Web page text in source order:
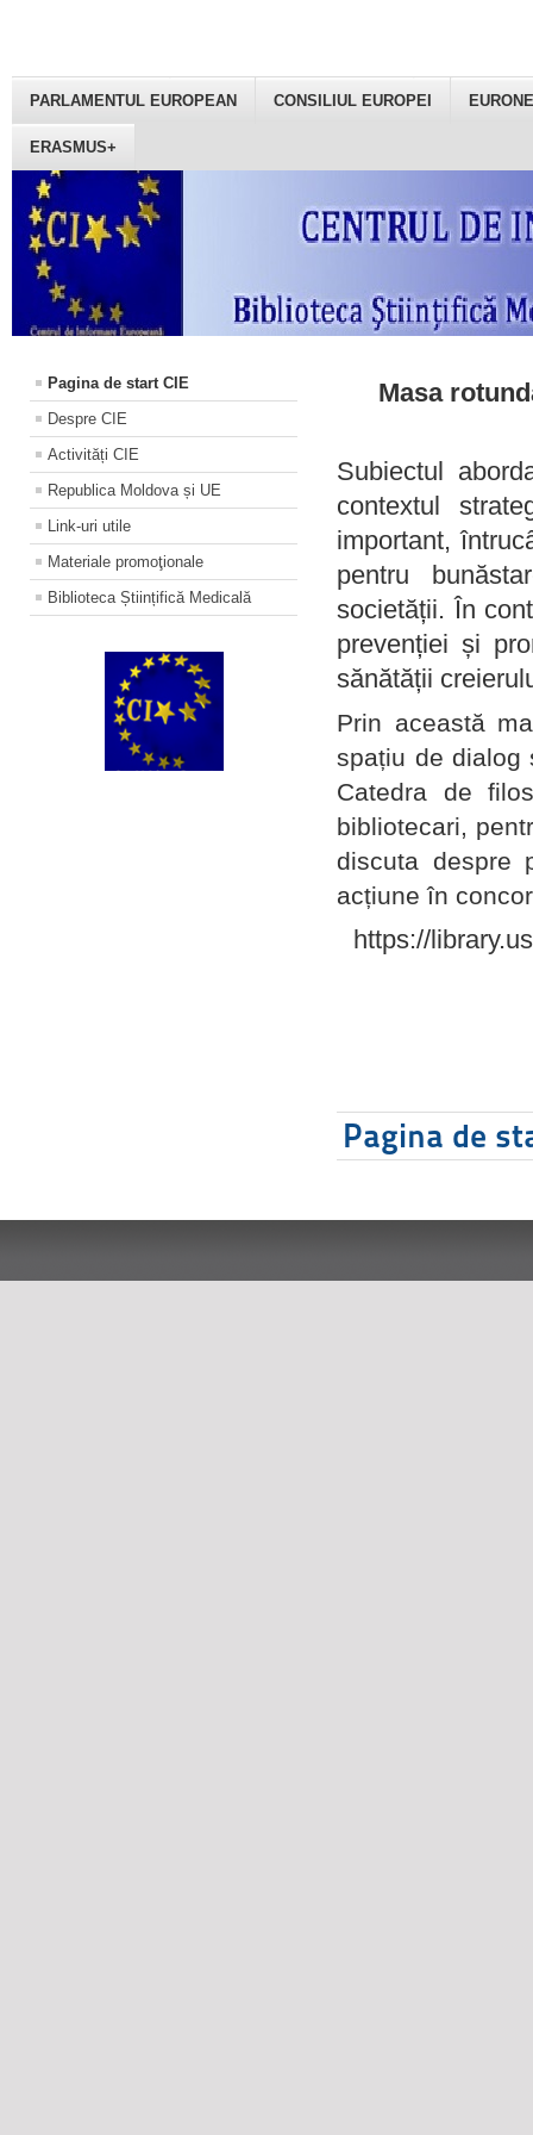
PARLAMENTUL EUROPEAN CONSILIUL EUROPEI
ERASMUS+
Pagina de start CIE
Despre CIE
Activități CIE
Republica Moldova și UE
Link-uri utile
Materiale promoţionale
Biblioteca Științifică Medicală
Masa
Subiectul
contextul
important,
pentru
societății. În
prevenției și
sănătății
Prin această
spațiu de dialog
Catedra de
bibliotecari,
discuta despre
acțiune în
https://
Pagina de